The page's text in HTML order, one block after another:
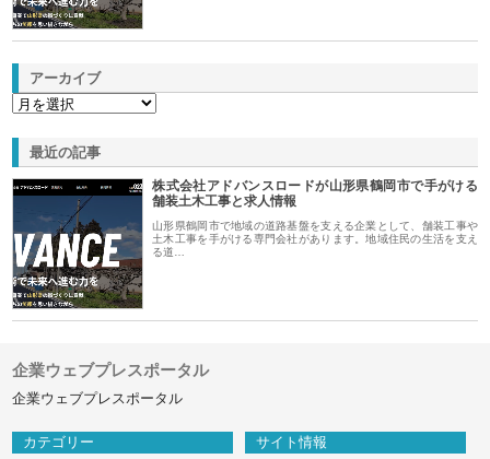
アーカイブ
最近の記事
株式会社アドバンスロードが山形県鶴岡市で手がける
舗装土木工事と求人情報
山形県鶴岡市で地域の道路基盤を支える企業として、舗装工事や
土木工事を手がける専門会社があります。地域住民の生活を支え
る道…
企業ウェブプレスポータル
企業ウェブプレスポータル
カテゴリー サイト情報